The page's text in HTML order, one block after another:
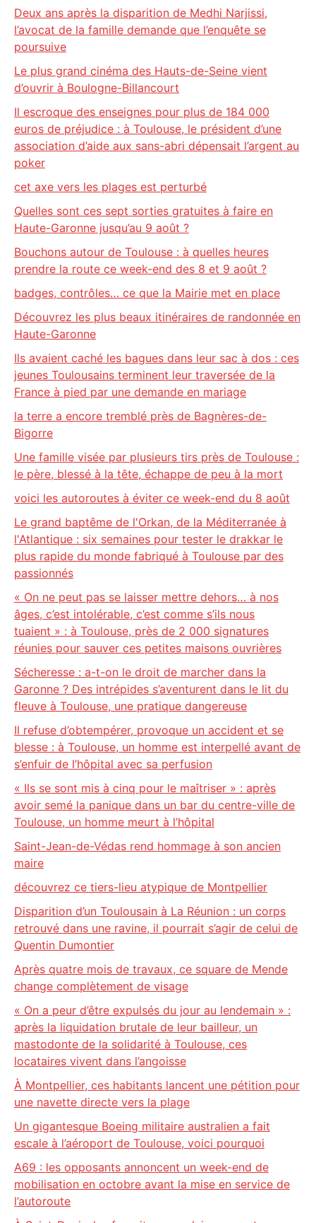
Deux ans après la disparition de Medhi Narjissi,
l’avocat de la famille demande que l’enquête se
poursuive
Le plus grand cinéma des Hauts-de-Seine vient
d’ouvrir à Boulogne-Billancourt
Il escroque des enseignes pour plus de 184 000
euros de préjudice : à Toulouse, le président d’une
association d’aide aux sans-abri dépensait l’argent au
poker
cet axe vers les plages est perturbé
Quelles sont ces sept sorties gratuites à faire en
Haute-Garonne jusqu’au 9 août ?
Bouchons autour de Toulouse : à quelles heures
prendre la route ce week-end des 8 et 9 août ?
badges, contrôles… ce que la Mairie met en place
Découvrez les plus beaux itinéraires de randonnée en
Haute-Garonne
Ils avaient caché les bagues dans leur sac à dos : ces
jeunes Toulousains terminent leur traversée de la
France à pied par une demande en mariage
la terre a encore tremblé près de Bagnères-de-
Bigorre
Une famille visée par plusieurs tirs près de Toulouse :
le père, blessé à la tête, échappe de peu à la mort
voici les autoroutes à éviter ce week-end du 8 août
Le grand baptême de l'Orkan, de la Méditerranée à
l'Atlantique : six semaines pour tester le drakkar le
plus rapide du monde fabriqué à Toulouse par des
passionnés
« On ne peut pas se laisser mettre dehors… à nos
âges, c’est intolérable, c’est comme s’ils nous
tuaient » : à Toulouse, près de 2 000 signatures
réunies pour sauver ces petites maisons ouvrières
Sécheresse : a-t-on le droit de marcher dans la
Garonne ? Des intrépides s’aventurent dans le lit du
fleuve à Toulouse, une pratique dangereuse
Il refuse d’obtempérer, provoque un accident et se
blesse : à Toulouse, un homme est interpellé avant de
s’enfuir de l’hôpital avec sa perfusion
« Ils se sont mis à cinq pour le maîtriser » : après
avoir semé la panique dans un bar du centre-ville de
Toulouse, un homme meurt à l’hôpital
Saint-Jean-de-Védas rend hommage à son ancien
maire
découvrez ce tiers-lieu atypique de Montpellier
Disparition d’un Toulousain à La Réunion : un corps
retrouvé dans une ravine, il pourrait s’agir de celui de
Quentin Dumontier
Après quatre mois de travaux, ce square de Mende
change complètement de visage
« On a peur d’être expulsés du jour au lendemain » :
après la liquidation brutale de leur bailleur, un
mastodonte de la solidarité à Toulouse, ces
locataires vivent dans l’angoisse
À Montpellier, ces habitants lancent une pétition pour
une navette directe vers la plage
Un gigantesque Boeing militaire australien a fait
escale à l’aéroport de Toulouse, voici pourquoi
A69 : les opposants annoncent un week-end de
mobilisation en octobre avant la mise en service de
l’autoroute